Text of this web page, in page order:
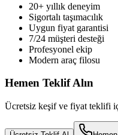
20+ yıllık deneyim
Sigortalı taşımacılık
Uygun fiyat garantisi
7/24 müşteri desteği
Profesyonel ekip
Modern araç filosu
Hemen Teklif Alın
Ücretsiz keşif ve fiyat teklifi